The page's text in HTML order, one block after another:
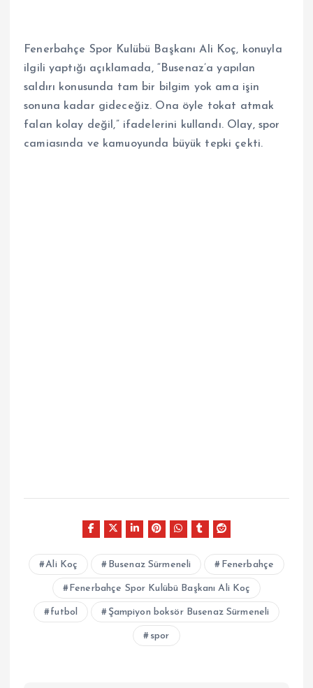
Fenerbahçe Spor Kulübü Başkanı Ali Koç, konuyla
ilgili yaptığı açıklamada, “Busenaz’a yapılan
saldırı konusunda tam bir bilgim yok ama işin
sonuna kadar gideceğiz. Ona öyle tokat atmak
falan kolay değil,” ifadelerini kullandı. Olay, spor
camiasında ve kamuoyunda büyük tepki çekti.
Ali Koç Busenaz Sürmeneli Fenerbahçe
Fenerbahçe Spor Kulübü Başkanı Ali Koç
futbol Şampiyon boksör Busenaz Sürmeneli
spor